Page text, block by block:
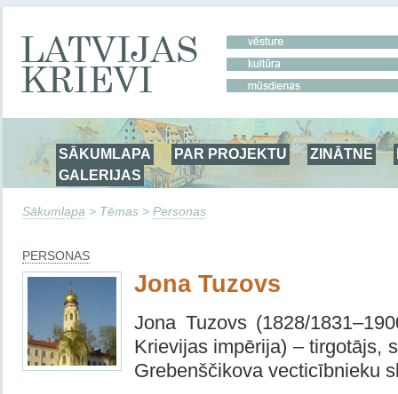
SĀKUMLAPA PAR PROJEKTU ZINĀTNE
GALERIJAS
Sākumlapa > Tēmas > Personas
PERSONAS
Jona Tuzovs
Jona Tuzovs (1828/
Krievijas impērija) – tirgotājs,
Grebenščikova vecticībnieku